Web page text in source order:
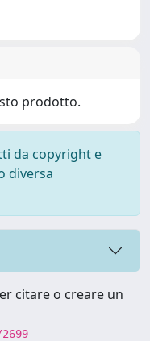
prodotto.
da copyright e
diversa
citare o creare un